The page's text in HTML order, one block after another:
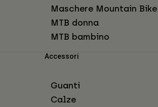
Maschere Mountain Bike
MTB donna
MTB bambino
Accessori
Guanti
Calze